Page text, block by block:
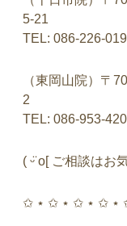
5-21
TEL: 086-226-
（東岡山院）〒
2
TEL: 086-953-
( ᵕ̈ o[ ご相談はお
✩ ⋆ ✩ ⋆ ✩ ⋆ ✩ ⋆